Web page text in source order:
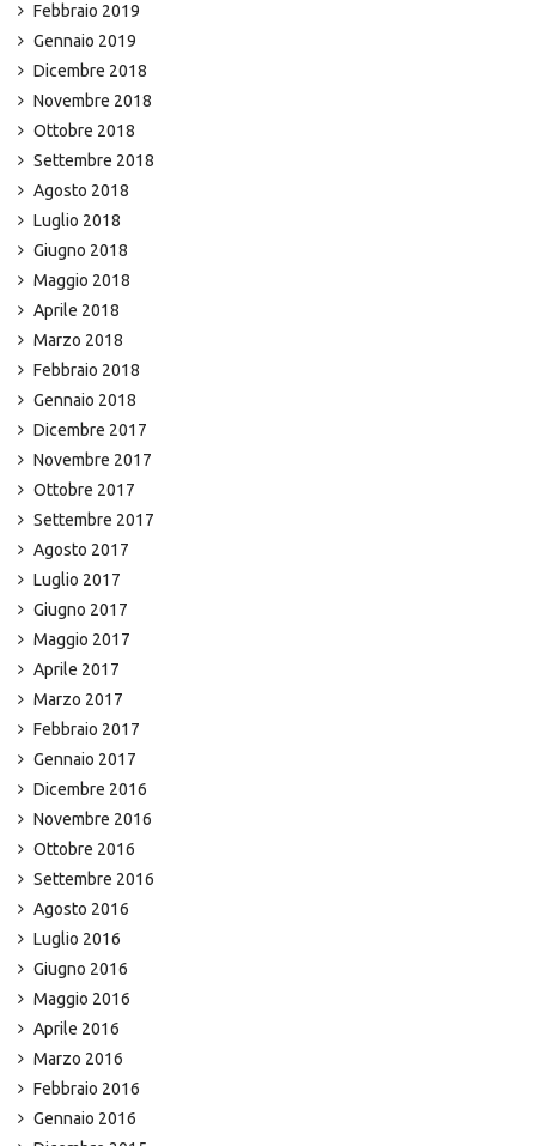
Febbraio 2019
Gennaio 2019
Dicembre 2018
Novembre 2018
Ottobre 2018
Settembre 2018
Agosto 2018
Luglio 2018
Giugno 2018
Maggio 2018
Aprile 2018
Marzo 2018
Febbraio 2018
Gennaio 2018
Dicembre 2017
Novembre 2017
Ottobre 2017
Settembre 2017
Agosto 2017
Luglio 2017
Giugno 2017
Maggio 2017
Aprile 2017
Marzo 2017
Febbraio 2017
Gennaio 2017
Dicembre 2016
Novembre 2016
Ottobre 2016
Settembre 2016
Agosto 2016
Luglio 2016
Giugno 2016
Maggio 2016
Aprile 2016
Marzo 2016
Febbraio 2016
Gennaio 2016